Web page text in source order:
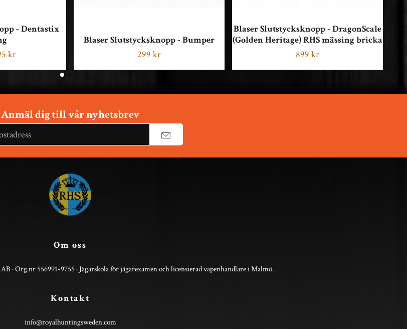
- Dentastix
kr
Blaser Slutstycksknopp - Bumper
299 kr
Blaser Slutstycksknopp - DragonScale
(Golden Heritage) RHS mässing bricka
899 kr
Anmäl dig till vår nyhetsbrev
Om oss
· Org.nr 556991-9755 · Jägarskola för jägarexamen och licensierad vapenhandlare i Malmö.
Kontakt
info@royalhuntingsweden.com